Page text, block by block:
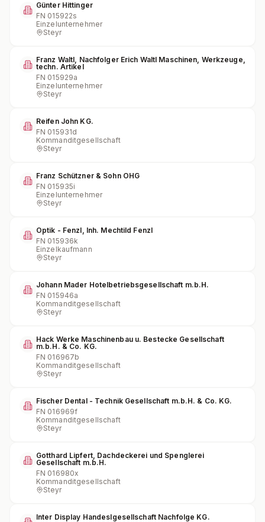
Günter Hittinger
FN 015922s
Einzelunternehmer
Steyr
Franz Waltl, Nachfolger Erich Waltl Maschinen, Werkzeuge,
techn. Artikel
FN 015929a
Einzelunternehmer
Steyr
Reifen John KG.
FN 015931d
Kommanditgesellschaft
Steyr
Franz Schützner & Sohn OHG
FN 015935i
Einzelunternehmer
Steyr
Optik - Fenzl, Inh. Mechtild Fenzl
FN 015936k
Einzelkaufmann
Steyr
Johann Mader Hotelbetriebsgesellschaft m.b.H.
FN 015946a
Kommanditgesellschaft
Steyr
Hack Werke Maschinenbau u. Bestecke Gesellschaft
m.b.H. & Co. KG.
FN 016967b
Kommanditgesellschaft
Steyr
Fischer Dental - Technik Gesellschaft m.b.H. & Co. KG.
FN 016969f
Kommanditgesellschaft
Steyr
Gotthard Lipfert, Dachdeckerei und Spenglerei
Gesellschaft m.b.H.
FN 016980x
Kommanditgesellschaft
Steyr
Inter Display Handeslgesellschaft Nachfolge KG.